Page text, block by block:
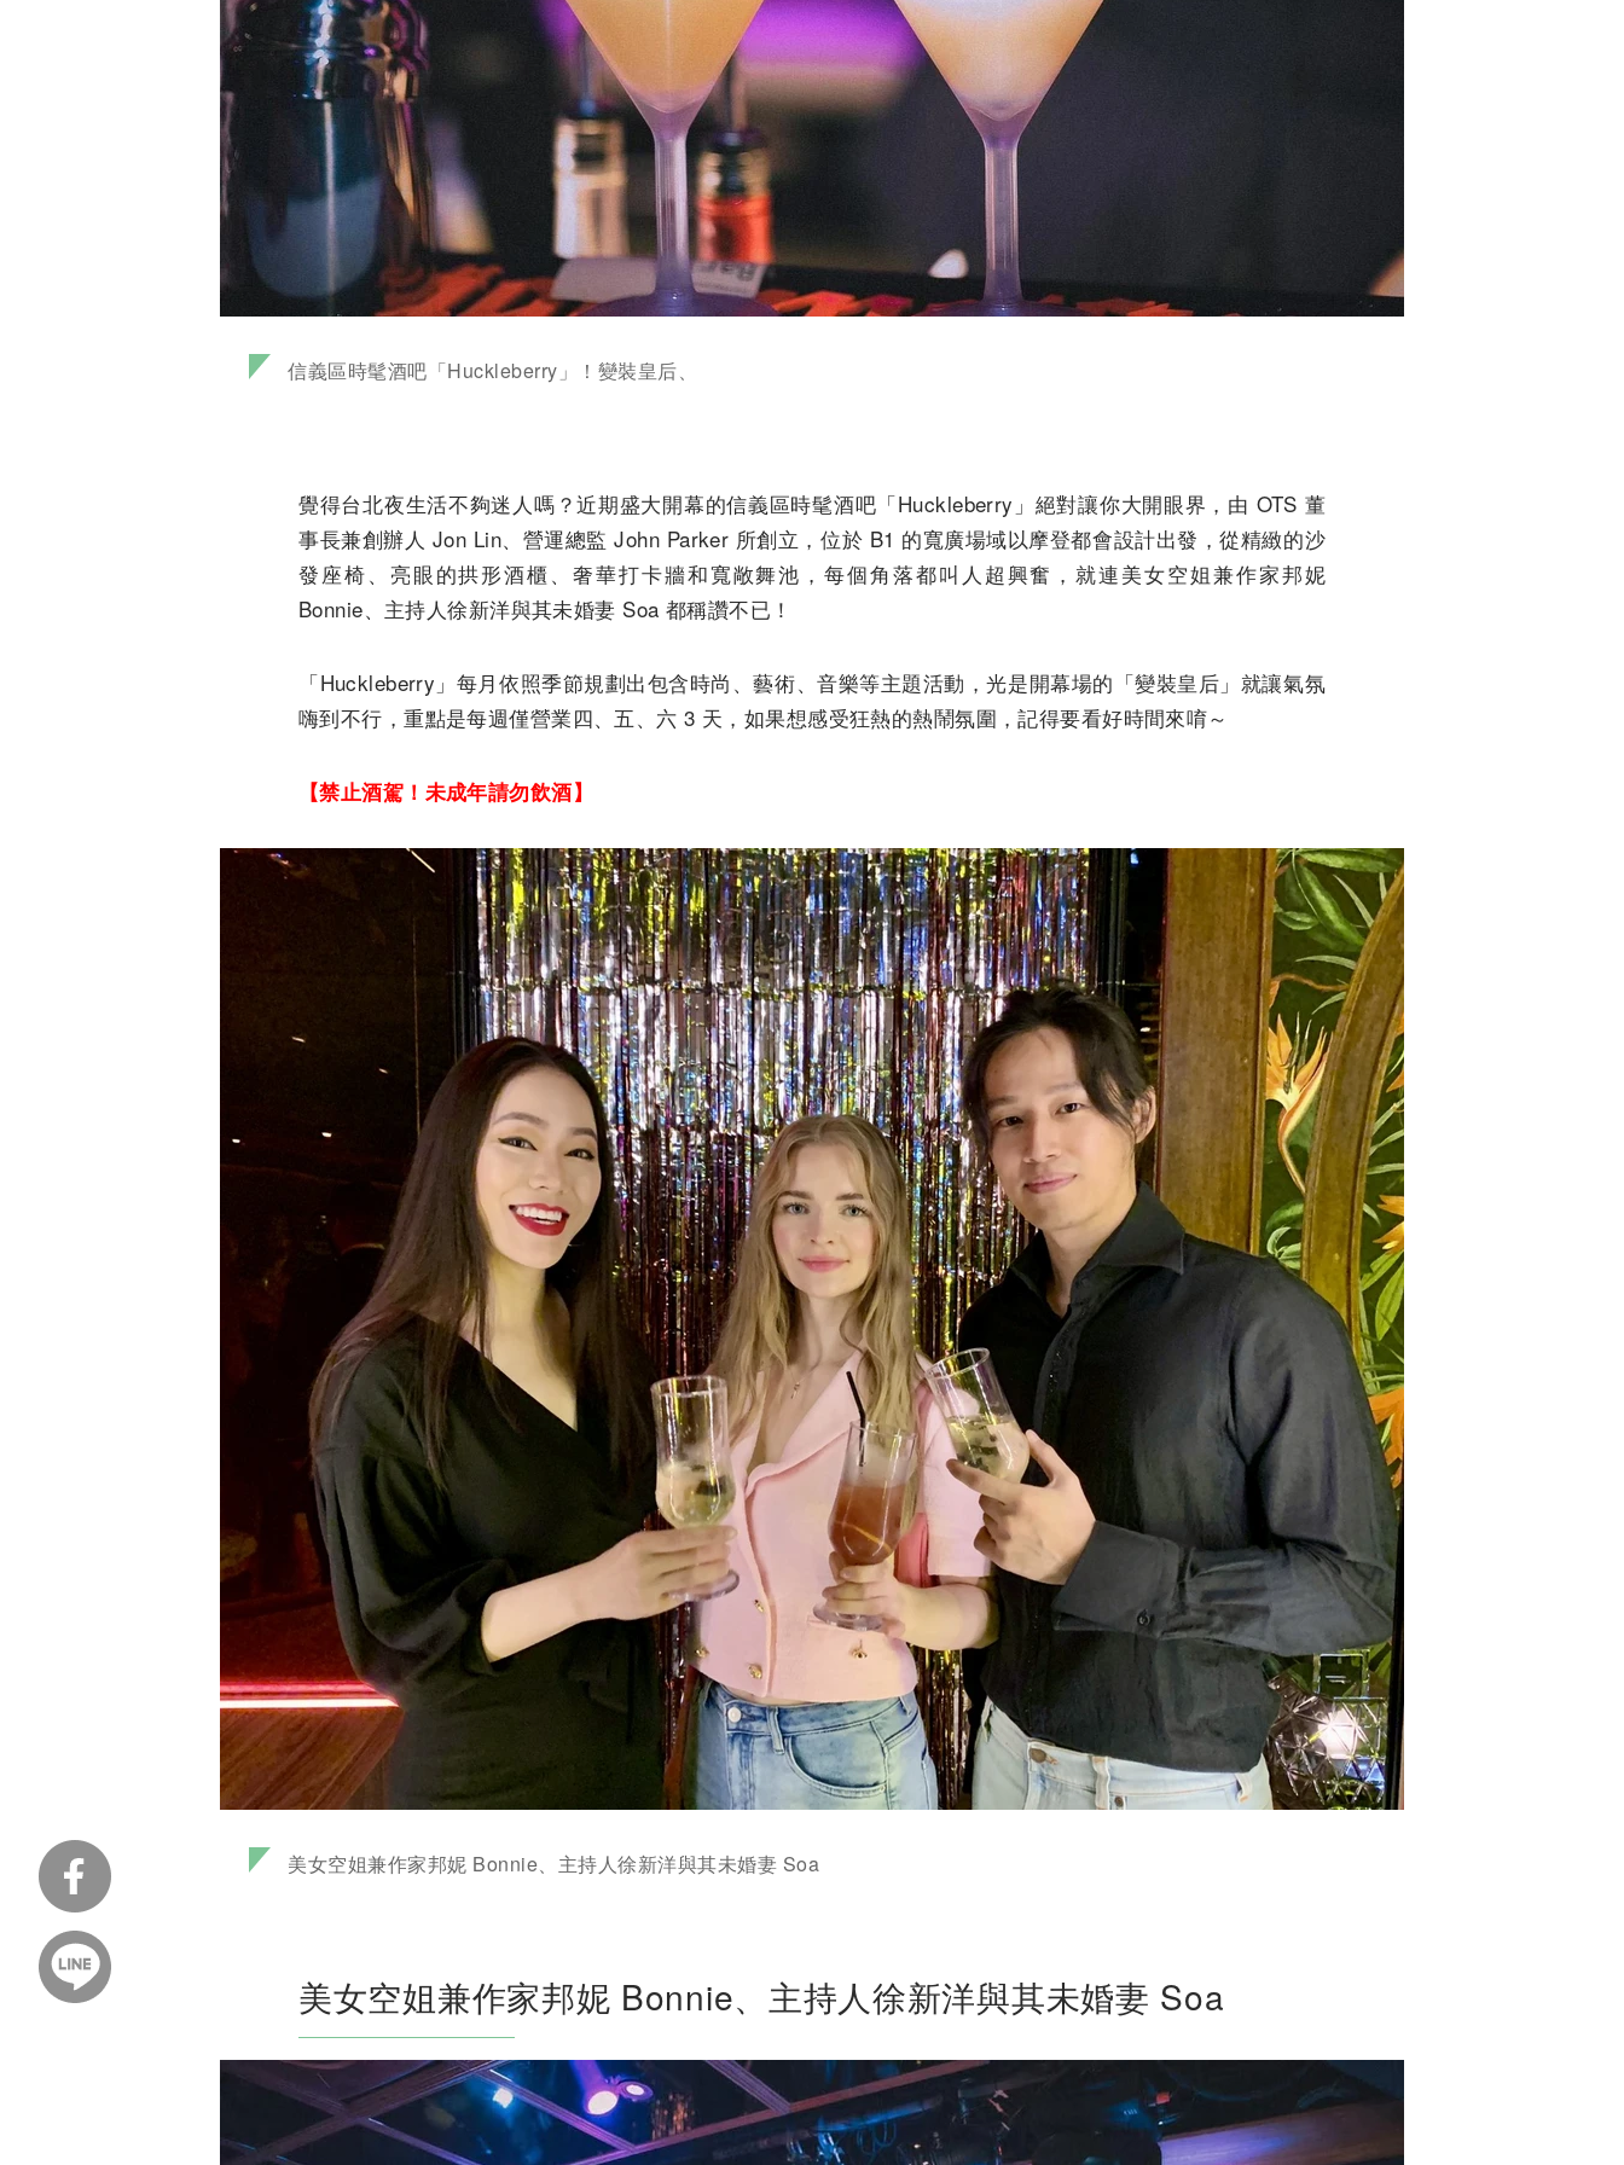
信義區時髦酒吧「Huckleberry」！變裝皇后、
覺得台北夜生活不夠迷人嗎？近期盛大開幕的信義區時髦酒吧「Huckleberry」絕對讓你大開眼界，由 OTS 董
事長兼創辦人 Jon Lin、營運總監 John Parker 所創立，位於 B1 的寬廣場域以摩登都會設計出發，從精緻的沙
發座椅、亮眼的拱形酒櫃、奢華打卡牆和寬敞舞池，每個角落都叫人超興奮，就連美女空姐兼作家邦妮
Bonnie、主持人徐新洋與其未婚妻 Soa 都稱讚不已！
「Huckleberry」每月依照季節規劃出包含時尚、藝術、音樂等主題活動，光是開幕場的「變裝皇后」就讓氣氛
嗨到不行，重點是每週僅營業四、五、六 3 天，如果想感受狂熱的熱鬧氛圍，記得要看好時間來唷～
【禁止酒駕！未成年請勿飲酒】
美女空姐兼作家邦妮 Bonnie、主持人徐新洋與其未婚妻 Soa
美女空姐兼作家邦妮 Bonnie、主持人徐新洋與其未婚妻 Soa